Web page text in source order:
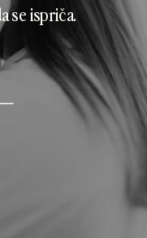
se ispriča.